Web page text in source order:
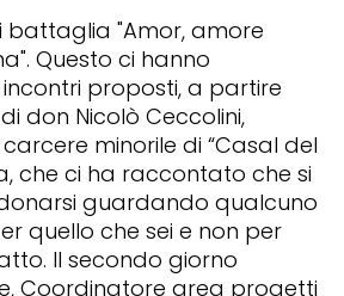
battaglia "Amor, amore
Questo ci hanno
proposti, a partire
don Nicolò Ceccolini,
minorile di “Casal del
che ci ha raccontato che si
guardando qualcuno
quello che sei e non per
Il secondo giorno
Coordinatore area progetti